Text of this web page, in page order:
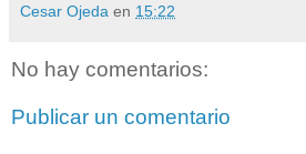
Cesar Ojeda en 15:22
No hay comentarios:
Publicar un comentario